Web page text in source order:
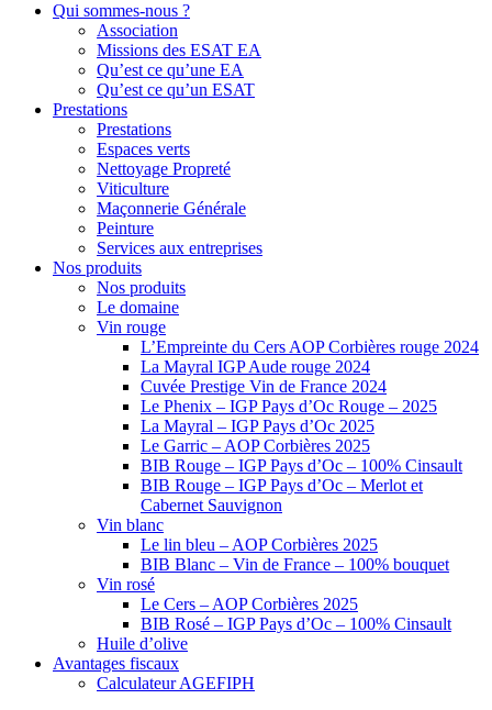
Qui sommes-nous ?
Association
Missions des ESAT EA
Qu’est ce qu’une EA
Qu’est ce qu’un ESAT
Prestations
Prestations
Espaces verts
Nettoyage Propreté
Viticulture
Maçonnerie Générale
Peinture
Services aux entreprises
Nos produits
Nos produits
Le domaine
Vin rouge
L’Empreinte du Cers AOP Corbières rouge 2024
La Mayral IGP Aude rouge 2024
Cuvée Prestige Vin de France 2024
Le Phenix – IGP Pays d’Oc Rouge – 2025
La Mayral – IGP Pays d’Oc 2025
Le Garric – AOP Corbières 2025
BIB Rouge – IGP Pays d’Oc – 100% Cinsault
BIB Rouge – IGP Pays d’Oc – Merlot et
Cabernet Sauvignon
Vin blanc
Le lin bleu – AOP Corbières 2025
BIB Blanc – Vin de France – 100% bouquet
Vin rosé
Le Cers – AOP Corbières 2025
BIB Rosé – IGP Pays d’Oc – 100% Cinsault
Huile d’olive
Avantages fiscaux
Calculateur AGEFIPH